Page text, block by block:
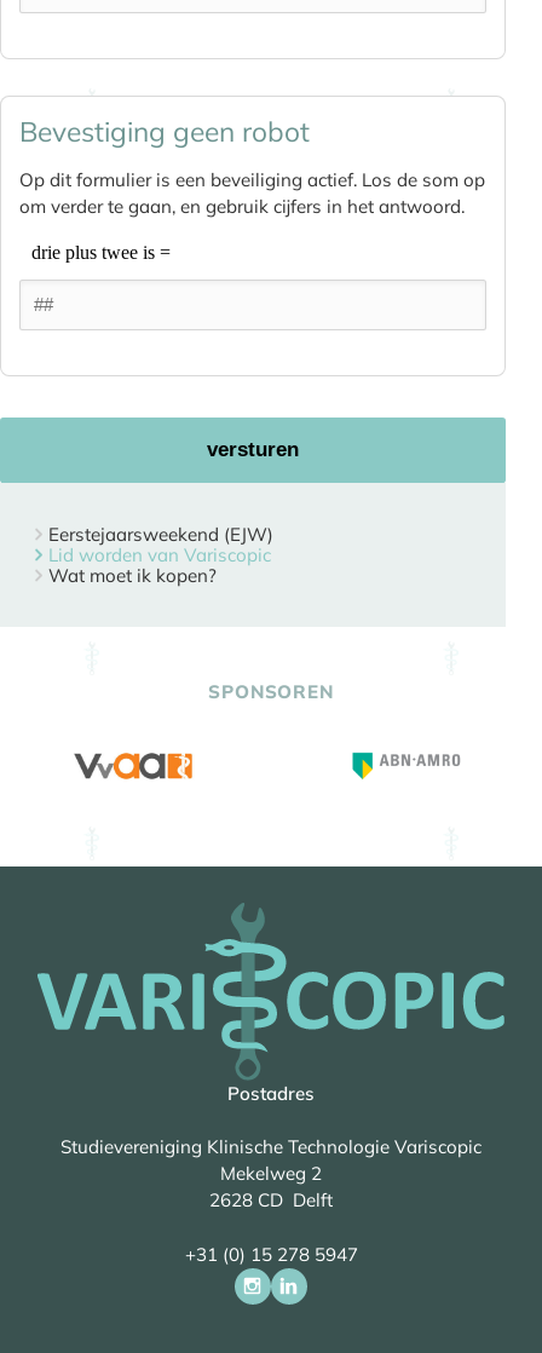
Bevestiging geen robot
Op dit formulier is een beveiliging actief. Los de som op
om verder te gaan, en gebruik cijfers in het antwoord.
Eerstejaarsweekend (EJW)
Lid worden van Variscopic
Wat moet ik kopen?
SPONSOREN
Postadres
Studievereniging Klinische Technologie Variscopic
Mekelweg 2
2628 CD Delft
+31 (0) 15 278 5947